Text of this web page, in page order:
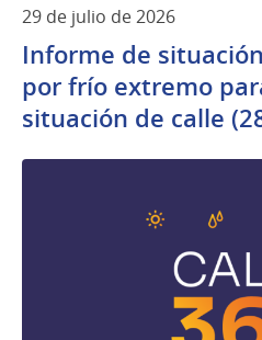
29 de julio de 2026
Informe de
por frío extremo
situación de calle